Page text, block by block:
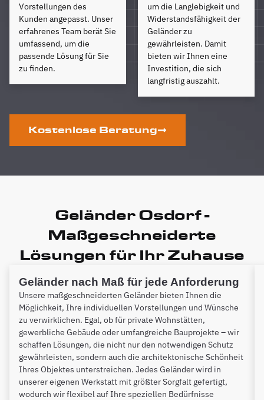
Vorstellungen des
Kunden angepasst. Unser
erfahrenes Team berät Sie
umfassend, um die
passende Lösung für Sie
zu finden.
um die Langlebigkeit und
Widerstandsfähigkeit der
Geländer zu
gewährleisten. Damit
bieten wir Ihnen eine
Investition, die sich
langfristig auszahlt.
Kostenlose Beratung
Geländer Osdorf -
Maßgeschneiderte
Lösungen für Ihr Zuhause
Geländer nach Maß für jede Anforderung
Unsere maßgeschneiderten Geländer bieten Ihnen die
Möglichkeit, Ihre individuellen Vorstellungen und Wünsche
zu verwirklichen. Egal, ob für private Wohnstätten,
gewerbliche Gebäude oder umfangreiche Bauprojekte – wir
schaffen Lösungen, die nicht nur den notwendigen Schutz
gewährleisten, sondern auch die architektonische Schönheit
Ihres Objektes unterstreichen. Jedes Geländer wird in
unserer eigenen Werkstatt mit größter Sorgfalt gefertigt,
wodurch wir flexibel auf Ihre speziellen Bedürfnisse